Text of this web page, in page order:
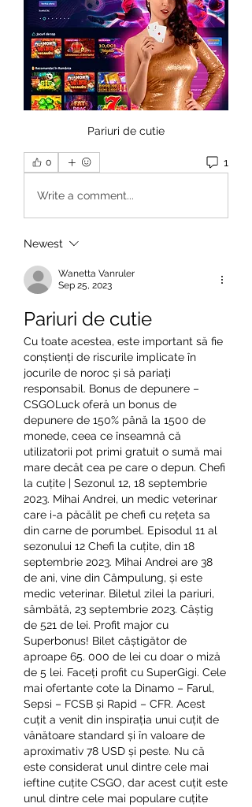
Pariuri de cutie
0 1
Write a comment...
Newest
Wanetta Vanruler
Sep 25, 2023
Pariuri de cutie
Cu toate acestea, este important să fie
conștienți de riscurile implicate în
jocurile de noroc și să pariați
responsabil. Bonus de depunere –
CSGOLuck oferă un bonus de
depunere de 150% până la 1500 de
monede, ceea ce înseamnă că
utilizatorii pot primi gratuit o sumă mai
mare decât cea pe care o depun. Chefi
la cuțite | Sezonul 12, 18 septembrie
2023. Mihai Andrei, un medic veterinar
care i-a păcălit pe chefi cu rețeta sa
din carne de porumbel. Episodul 11 al
sezonului 12 Chefi la cuțite, din 18
septembrie 2023. Mihai Andrei are 38
de ani, vine din Câmpulung, și este
medic veterinar. Biletul zilei la pariuri,
sâmbătă, 23 septembrie 2023. Câștig
de 521 de lei. Profit major cu
Superbonus! Bilet câștigător de
aproape 65. 000 de lei cu doar o miză
de 5 lei. Faceți profit cu SuperGigi. Cele
mai ofertante cote la Dinamo – Farul,
Sepsi – FCSB și Rapid – CFR. Acest
cuțit a venit din inspirația unui cuțit de
vânătoare standard și în valoare de
aproximativ 78 USD și peste. Nu că
este considerat unul dintre cele mai
ieftine cuțite CSGO, dar acest cuțit este
unul dintre cele mai populare cuțite